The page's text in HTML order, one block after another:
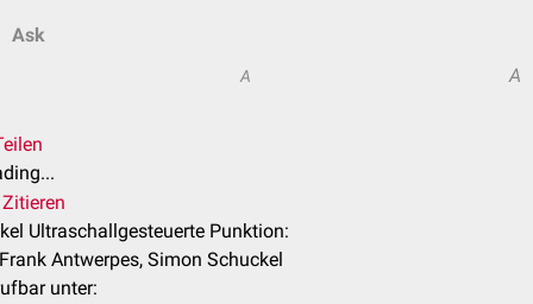
Ask
A A
Ultraschallgesteuerte Punktion:
Antwerpes, Simon Schuckel
unter: